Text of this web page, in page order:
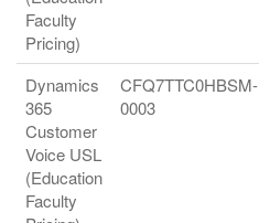
Faculty
Pricing)
Dynamics
365
Customer
Voice USL
(Education
Faculty
CFQ7TTC0HBSM-
0003